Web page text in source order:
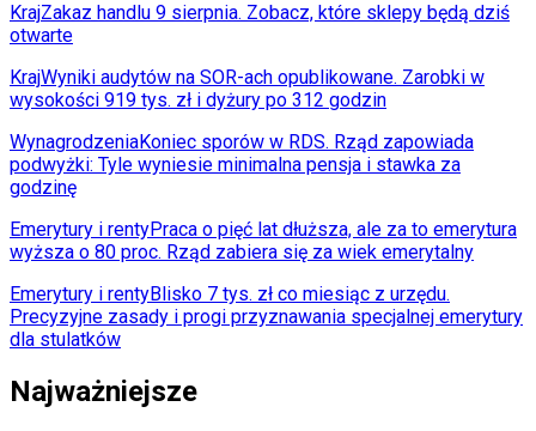
KrajZakaz handlu 9 sierpnia. Zobacz, które sklepy będą dziś
otwarte
KrajWyniki audytów na SOR-ach opublikowane. Zarobki w
wysokości 919 tys. zł i dyżury po 312 godzin
WynagrodzeniaKoniec sporów w RDS. Rząd zapowiada
podwyżki: Tyle wyniesie minimalna pensja i stawka za
godzinę
Emerytury i rentyPraca o pięć lat dłuższa, ale za to emerytura
wyższa o 80 proc. Rząd zabiera się za wiek emerytalny
Emerytury i rentyBlisko 7 tys. zł co miesiąc z urzędu.
Precyzyjne zasady i progi przyznawania specjalnej emerytury
dla stulatków
Najważniejsze